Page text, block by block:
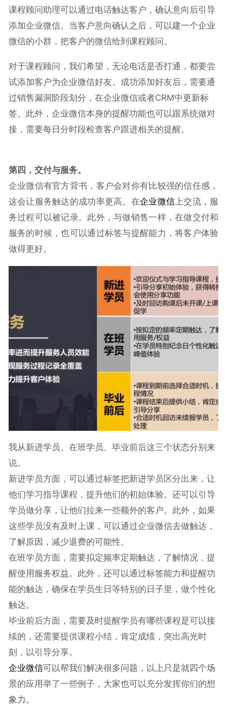
课程顾问助理可以通过电话触达客户，确认意向后引导
添加企业微信。当客户意向确认之后，可以建一个企业
微信的小群，把客户的微信给到课程顾问。
对于课程顾问，我们希望，无论电话是否打通，都要尝
试添加客户为企业微信好友。成功添加好友后，需要通
过销售漏洞阶段划分，在企业微信或者CRM中更新标
签。此外，企业微信本身的提醒功能也可以跟系统做对
接，需要每日分时段检查客户跟进相关的提醒。
第四，交付与服务。
企业微信有官方背书，客户会对你有比较强的信任感，
这会让服务触达的成功率更高。在企业微信 上交流，服
务过程可以被记录。此外，与做销售一样，在做交付和
服务的时候，也可以通过标签与提醒能力，将客户体验
做得更好。
我从新进学员、在班学员、毕业前后这三个状态分别来
说。
新进学员方面，可以通过标签把新进学员区分出来，让
他们学习指导课程，提升他们的初始体验。还可以引导
学员做分享，让他们拉来一些额外的客户。此外，如果
这些学员没有及时上课，可以通过企业微信去做触达，
了解原因，减少退费的可能性。
在班学员方面，需要拟定频率定期触达，了解情况，提
醒使用服务权益。此外，还可以通过标签能力和提醒功
能的触达，确保在学员生日等特别的日子里，做个性化
触达。
毕业前后方面，需要及时提醒学员有哪些课程是可以接
续的，还需要提供课程小结，肯定成绩，突出高光时
刻，以引导分享。
企业微信可以帮我们解决很多问题，以上只是就四个场
景的应用举了一些例子，大家也可以充分发挥你们的想
象力。